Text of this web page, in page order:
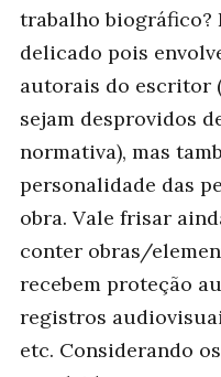
trabalho biográfico?
delicado pois
autorais do escritor
sejam desprovidos
normativa), mas
personalidade das
obra. Vale frisar
conter obras/
recebem proteção
registros
etc. Considerando